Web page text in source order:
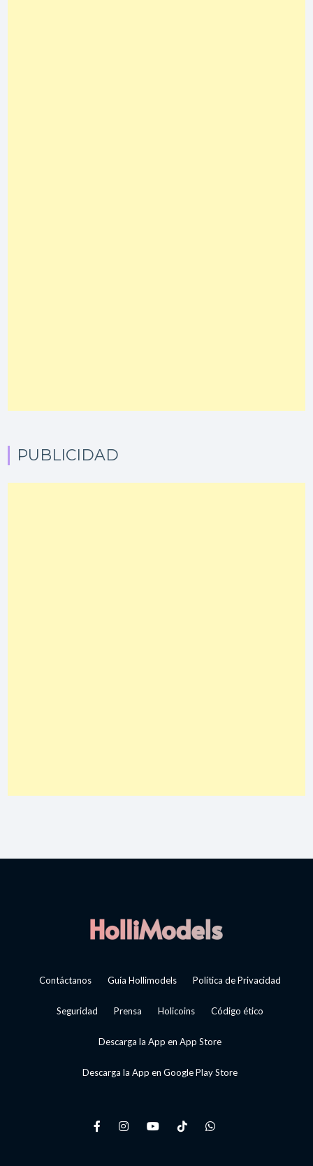
PUBLICIDAD
Contáctanos Guía Hollimodels Política de Privacidad
Seguridad Prensa Holicoins Código ético
Descarga la App en App Store
Descarga la App en Google Play Store